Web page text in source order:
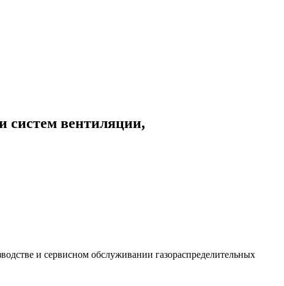
систем вентиляции,
и сервисном обслуживании газораспределительных